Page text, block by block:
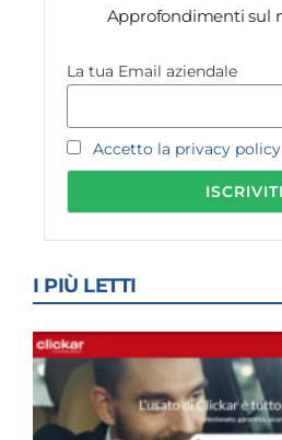
Approfondimenti sul
La tua Email aziendale
Accetto la privacy
I PIÙ LETTI